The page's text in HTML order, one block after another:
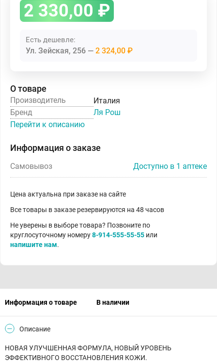
2 330,00 ₽
Есть дешевле:
Ул. Зейская, 256 2 324,00 ₽
О товаре
Производитель
Италия
Бренд
Ля Рош
Перейти к описанию
Информация о заказе
Самовывоз Доступно в 1 аптеке
Цена актуальна при заказе на сайте
Все товары в заказе резервируются на 48 часов
Не уверены в выборе товара? Позвоните по
круглосуточному номеру8-914-555-55-55 или
напишите нам.
Информация о товаре В наличии
Описание
НОВАЯ УЛУЧШЕННАЯ ФОРМУЛА, НОВЫЙ УРОВЕНЬ
ЭФФЕКТИВНОГО ВОССТАНОВЛЕНИЯ КОЖИ.